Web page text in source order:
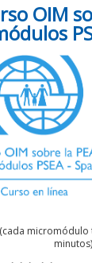
OIM
micromódulo